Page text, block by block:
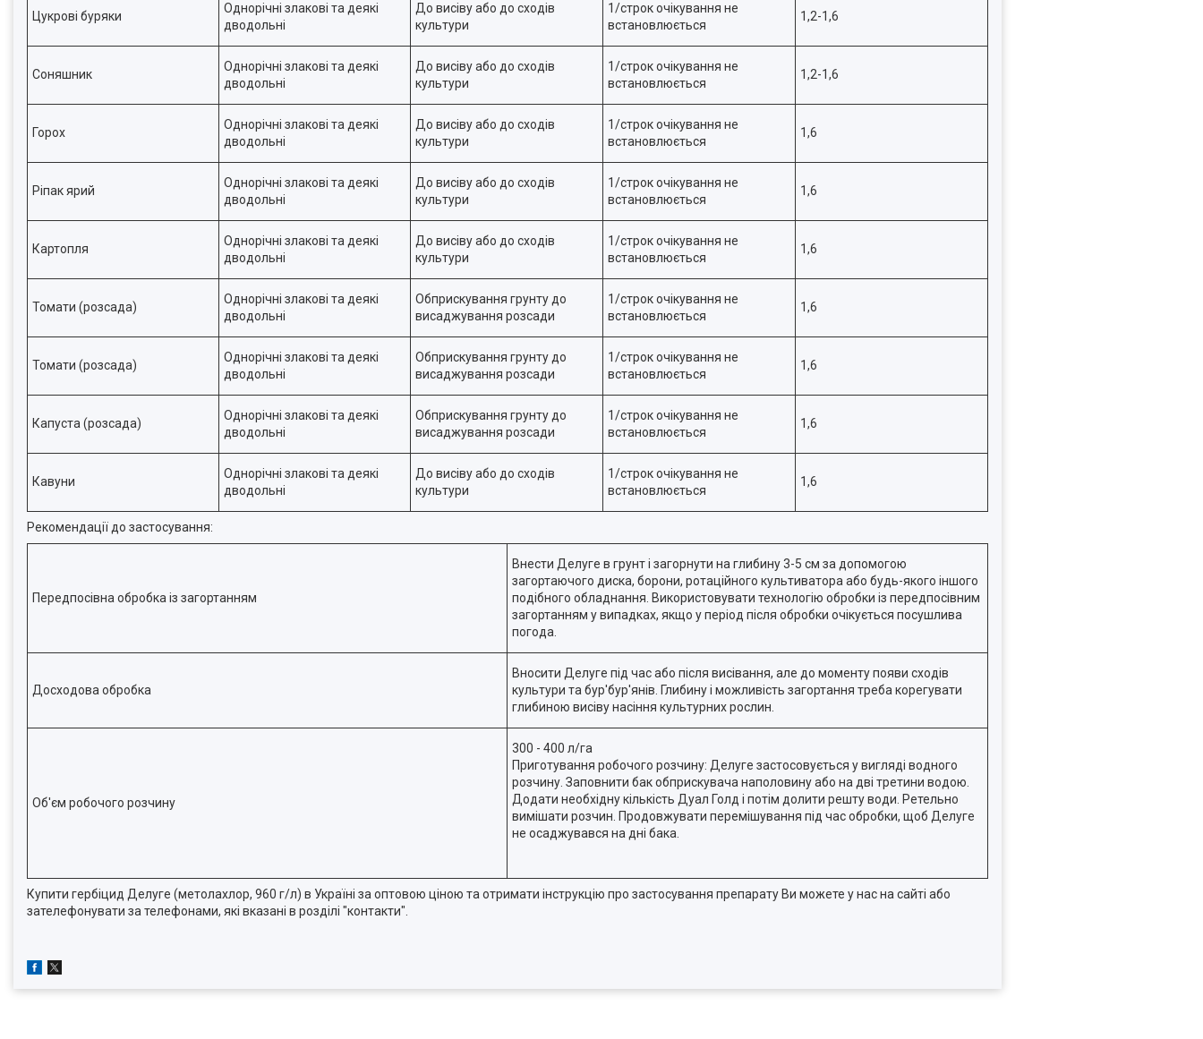
Цукрові буряки
Однорічні злакові та деякі
дводольні
До висіву або до сходів
культури
1/строк очікування не
встановлюється
1,2-1,6
Соняшник
Однорічні злакові та деякі
дводольні
До висіву або до сходів
культури
1/строк очікування не
встановлюється
1,2-1,6
Горох
Однорічні злакові та деякі
дводольні
До висіву або до сходів
культури
1/строк очікування не
встановлюється
1,6
Ріпак ярий
Однорічні злакові та деякі
дводольні
До висіву або до сходів
культури
1/строк очікування не
встановлюється
1,6
Картопля
Однорічні злакові та деякі
дводольні
До висіву або до сходів
культури
1/строк очікування не
встановлюється
1,6
Томати (розсада)
Однорічні злакові та деякі
дводольні
Обприскування грунту до
висаджування розсади
1/строк очікування не
встановлюється
1,6
Томати (розсада)
Однорічні злакові та деякі
дводольні
Обприскування грунту до
висаджування розсади
1/строк очікування не
встановлюється
1,6
Капуста (розсада)
Однорічні злакові та деякі
дводольні
Обприскування грунту до
висаджування розсади
1/строк очікування не
встановлюється
1,6
Кавуни
Однорічні злакові та деякі
дводольні
До висіву або до сходів
культури
1/строк очікування не
встановлюється
1,6
Рекомендації до застосування:
Передпосівна обробка із загортанням
Внести Делуге в грунт і загорнути на глибину 3-5 см за допомогою
загортаючого диска, борони, ротаційного культиватора або будь-якого іншого
подібного обладнання. Використовувати технологію обробки із передпосівним
загортанням у випадках, якщо у період після обробки очікується посушлива
погода.
Досходова обробка
Вносити Делуге під час або після висівання, але до моменту появи сходів
культури та бур'бур'янів. Глибину і можливість загортання треба корегувати
глибиною висіву насіння культурних рослин.
Об'єм робочого розчину
300 - 400 л/га
Приготування робочого розчину: Делуге застосовується у вигляді водного
розчину. Заповнити бак обприскувача наполовину або на дві третини водою.
Додати необхідну кількість Дуал Голд і потім долити решту води. Ретельно
вимішати розчин. Продовжувати перемішування під час обробки, щоб Делуге
не осаджувався на дні бака.
Купити гербіцид Делуге (метолахлор, 960 г/л) в Україні за оптовою ціною та отримати інструкцію про застосування препарату Ви можете у нас на сайті або
зателефонувати за телефонами, які вказані в розділі "контакти".